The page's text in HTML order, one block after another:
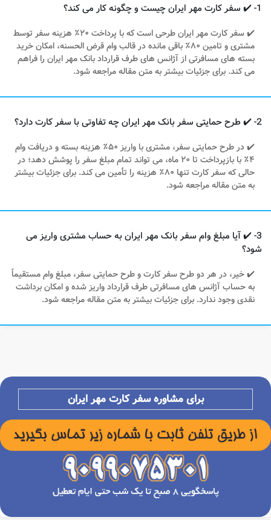
1- ✔️ سفر کارت مهر ایران چیست و چگونه کار می کند؟
✔️ سفر کارت مهر ایران طرحی است که با پرداخت ۲۰٪ هزینه سفر توسط
مشتری و تامین ۸۰٪ باقی مانده در قالب وام قرض الحسنه، امکان خرید
بسته های مسافرتی از آژانس های طرف قرارداد بانک مهر ایران را فراهم
می کند. برای جزئیات بیشتر به متن مقاله مراجعه شود.
2- ✔️ طرح حمایتی سفر بانک مهر ایران چه تفاوتی با سفر کارت دارد؟
✔️ در طرح حمایتی سفر، مشتری با واریز ۵۰٪ هزینه بسته و دریافت وام
۴٪ با بازپرداخت تا ۲۰ ماه، می تواند تمام مبلغ سفر را پوشش دهد؛ در
حالی که سفر کارت تنها ۸۰٪ هزینه را تأمین می کند. برای جزئیات بیشتر
به متن مقاله مراجعه شود.​
3- ✔️ آیا مبلغ وام سفر بانک مهر ایران به حساب مشتری واریز می
شود؟
✔️ خیر، در هر دو طرح سفر کارت و طرح حمایتی سفر، مبلغ وام مستقیماً
به حساب آژانس های مسافرتی طرف قرارداد واریز شده و امکان برداشت
نقدی وجود ندارد. برای جزئیات بیشتر به متن مقاله مراجعه شود.​
برای مشاوره سفر کارت مهر ایران